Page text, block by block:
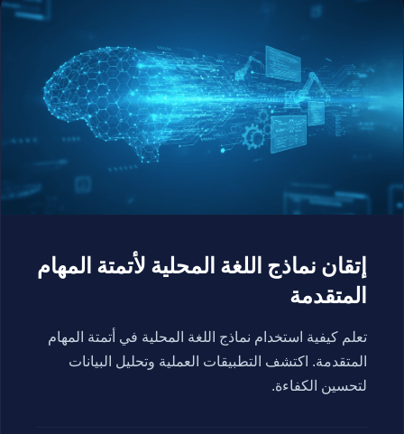
إتقان نماذج اللغة المحلية لأتمتة المهام
المتقدمة
تعلم كيفية استخدام نماذج اللغة المحلية في أتمتة المهام
المتقدمة. اكتشف التطبيقات العملية وتحليل البيانات
لتحسين الكفاءة.